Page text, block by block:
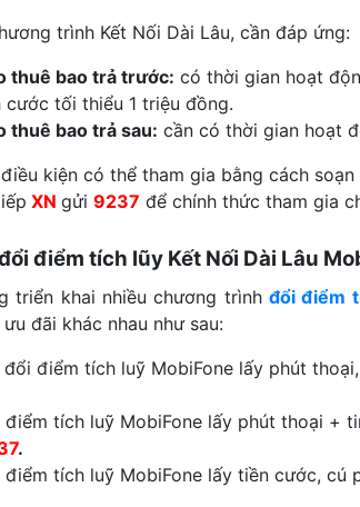
trình Kết Nối Dài Lâu, cần đáp ứng:
thuê bao trả trước: có thời gian hoạt
cước tối thiểu 1 triệu đồng.
thuê bao trả sau: cần có thời gian hoạt
kiện có thể tham gia bằng cách soạn
XN gửi 9237 để chính thức tham gia
điểm tích lũy Kết Nối Dài Lâu
triển khai nhiều chương trình đổi điểm
đãi khác nhau như sau:
điểm tích luỹ MobiFone lấy phút
điểm tích luỹ MobiFone lấy phút thoại +
.
điểm tích luỹ MobiFone lấy tiền cước, cú